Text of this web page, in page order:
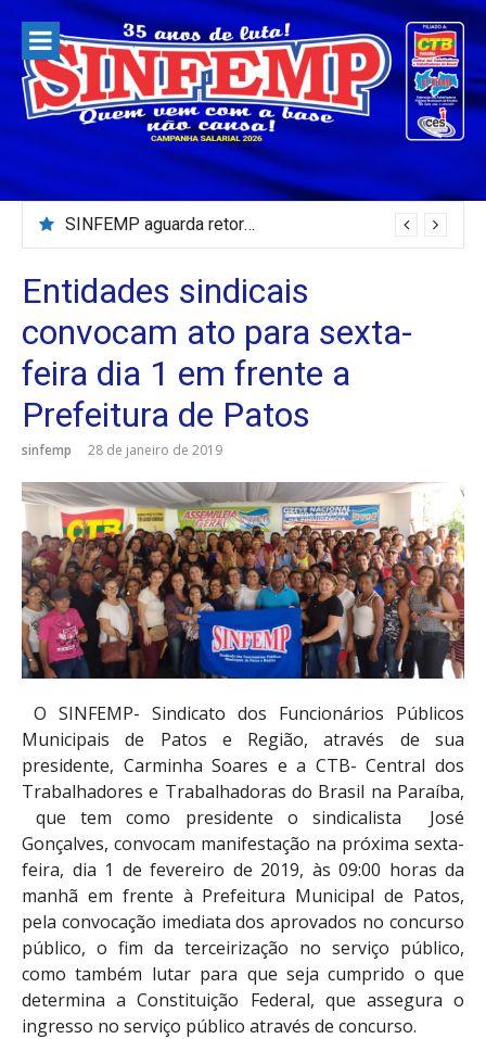
para
conteúdo
SINFEMP aguarda retorno as demandas dos servidores de Patos até dia 13 de agosto
Entidades sindicais
convocam ato para sexta-
feira dia 1 em frente a
Prefeitura de Patos
sinfemp 28 de janeiro de 2019
O SINFEMP- Sindicato dos Funcionários Públicos
Municipais de Patos e Região, através de sua
presidente, Carminha Soares e a CTB- Central dos
Trabalhadores e Trabalhadoras do Brasil na Paraíba,
que tem como presidente o sindicalista José
Gonçalves, convocam manifestação na próxima sexta-
feira, dia 1 de fevereiro de 2019, às 09:00 horas da
manhã em frente à Prefeitura Municipal de Patos,
pela convocação imediata dos aprovados no concurso
público, o fim da terceirização no serviço público,
como também lutar para que seja cumprido o que
determina a Constituição Federal, que assegura o
ingresso no serviço público através de concurso.